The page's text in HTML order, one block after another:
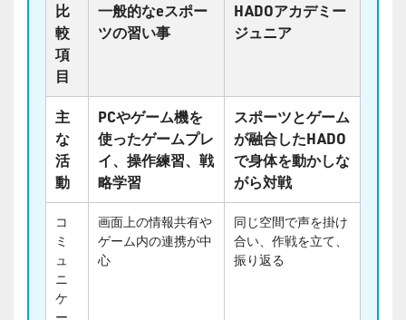
比
較
項
目
一般的なeスポー
ツの習い事
HADOアカデミー
ジュニア
主
な
活
動
PCやゲーム機を
使ったゲームプレ
イ、操作練習、戦
略学習
スポーツとゲーム
が融合したHADO
で身体を動かしな
がら対戦
コ
ミ
ュ
ニ
ケ
画面上の情報共有や
ゲーム内の連携が中
心
同じ空間で声を掛け
合い、作戦を立て、
振り返る